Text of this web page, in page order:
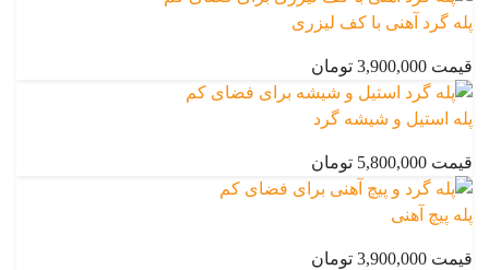
پله گرد آهنی با کف لیزری
قیمت 3,900,000 تومان
پله استیل و شیشه گرد
قیمت 5,800,000 تومان
پله پیچ آهنی
قیمت 3,900,000 تومان